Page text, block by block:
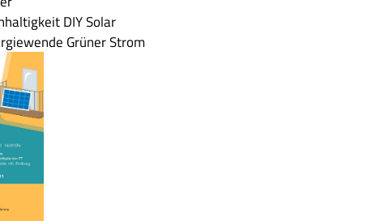
DIY Solar
Grüner Strom